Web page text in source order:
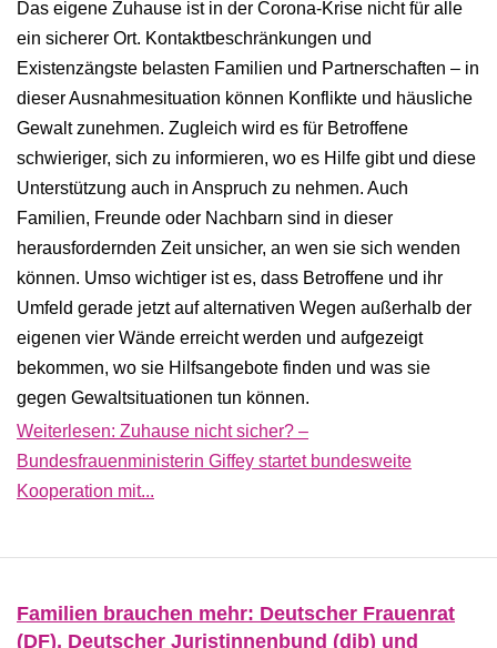
Das eigene Zuhause ist in der Corona-Krise nicht für alle
ein sicherer Ort. Kontaktbeschränkungen und
Existenzängste belasten Familien und Partnerschaften – in
dieser Ausnahmesituation können Konflikte und häusliche
Gewalt zunehmen. Zugleich wird es für Betroffene
schwieriger, sich zu informieren, wo es Hilfe gibt und diese
Unterstützung auch in Anspruch zu nehmen. Auch
Familien, Freunde oder Nachbarn sind in dieser
herausfordernden Zeit unsicher, an wen sie sich wenden
können. Umso wichtiger ist es, dass Betroffene und ihr
Umfeld gerade jetzt auf alternativen Wegen außerhalb der
eigenen vier Wände erreicht werden und aufgezeigt
bekommen, wo sie Hilfsangebote finden und was sie
gegen Gewaltsituationen tun können.
Weiterlesen: Zuhause nicht sicher? –
Bundesfrauenministerin Giffey startet bundesweite
Kooperation mit...
Familien brauchen mehr: Deutscher Frauenrat
(DF), Deutscher Juristinnenbund (djb) und